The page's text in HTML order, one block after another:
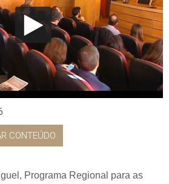
CONTEÚDO
Programa Regional para as